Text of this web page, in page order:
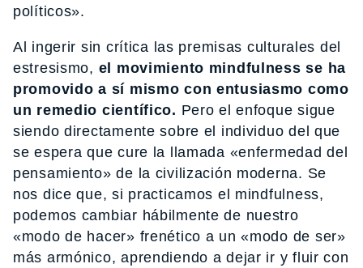
políticos».
Al ingerir sin crítica las premisas culturales del
estresismo, el movimiento mindfulness se ha
promovido a sí mismo con entusiasmo como
un remedio científico. Pero el enfoque sigue
siendo directamente sobre el individuo del que
se espera que cure la llamada «enfermedad del
pensamiento» de la civilización moderna. Se
nos dice que, si practicamos el mindfulness,
podemos cambiar hábilmente de nuestro
«modo de hacer» frenético a un «modo de ser»
más armónico, aprendiendo a dejar ir y fluir con